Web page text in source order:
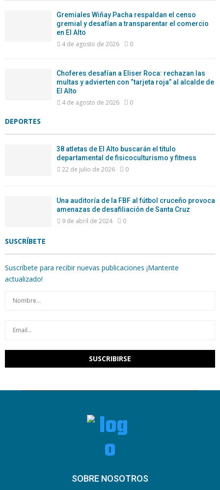
Gremiales Wiñay Pacha respaldan el censo
gremial y desafían a transparentar el comercio
en El Alto
4 de agosto de 2026 0
Choferes desafían a Eliser Roca: rechazan las
multas y advierten con “tarjeta roja” al alcalde de
El Alto
4 de agosto de 2026 0
DEPORTES
38 atletas de El Alto buscarán el título
departamental de fisicoculturismo y fitness
22 de julio de 2026 0
Una auditoría de la FBF al fútbol cruceño provoca
amenazas de desafiliación de Santa Cruz
9 de abril de 2024 0
SUSCRÍBETE
Suscríbete para recibir nuevas publicaciones ¡Mantente
actualizado!
SOBRE NOSOTROS